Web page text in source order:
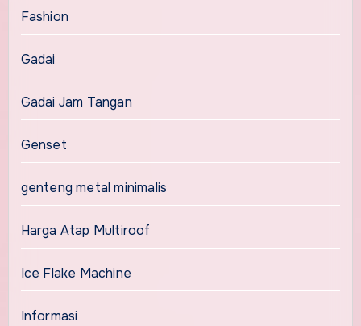
Fashion
Gadai
Gadai Jam Tangan
Genset
genteng metal minimalis
Harga Atap Multiroof
Ice Flake Machine
Informasi